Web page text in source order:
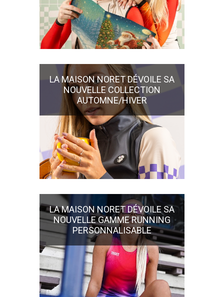
LA MAISON NORET DÉVOILE SA
NOUVELLE COLLECTION
AUTOMNE/HIVER
LA MAISON NORET DÉVOILE SA
NOUVELLE GAMME RUNNING
PERSONNALISABLE